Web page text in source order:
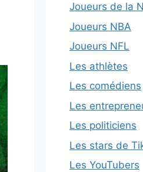
Joueurs de la
Joueurs NBA
Joueurs NFL
Les athlètes
Les comédiens
Les
Les politiciens
Les stars de
Les YouTubers